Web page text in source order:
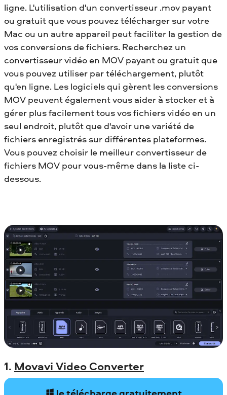
ligne. L'utilisation d'un convertisseur .mov payant
ou gratuit que vous pouvez télécharger sur votre
Mac ou un autre appareil peut faciliter la gestion de
vos conversions de fichiers. Recherchez un
convertisseur vidéo en MOV payant ou gratuit que
vous pouvez utiliser par téléchargement, plutôt
qu'en ligne. Les logiciels qui gèrent les conversions
MOV peuvent également vous aider à stocker et à
gérer plus facilement tous vos fichiers vidéo en un
seul endroit, plutôt que d'avoir une variété de
fichiers enregistrés sur différentes plateformes.
Vous pouvez choisir le meilleur convertisseur de
fichiers MOV pour vous-même dans la liste ci-
dessous.
1. Movavi Video Converter